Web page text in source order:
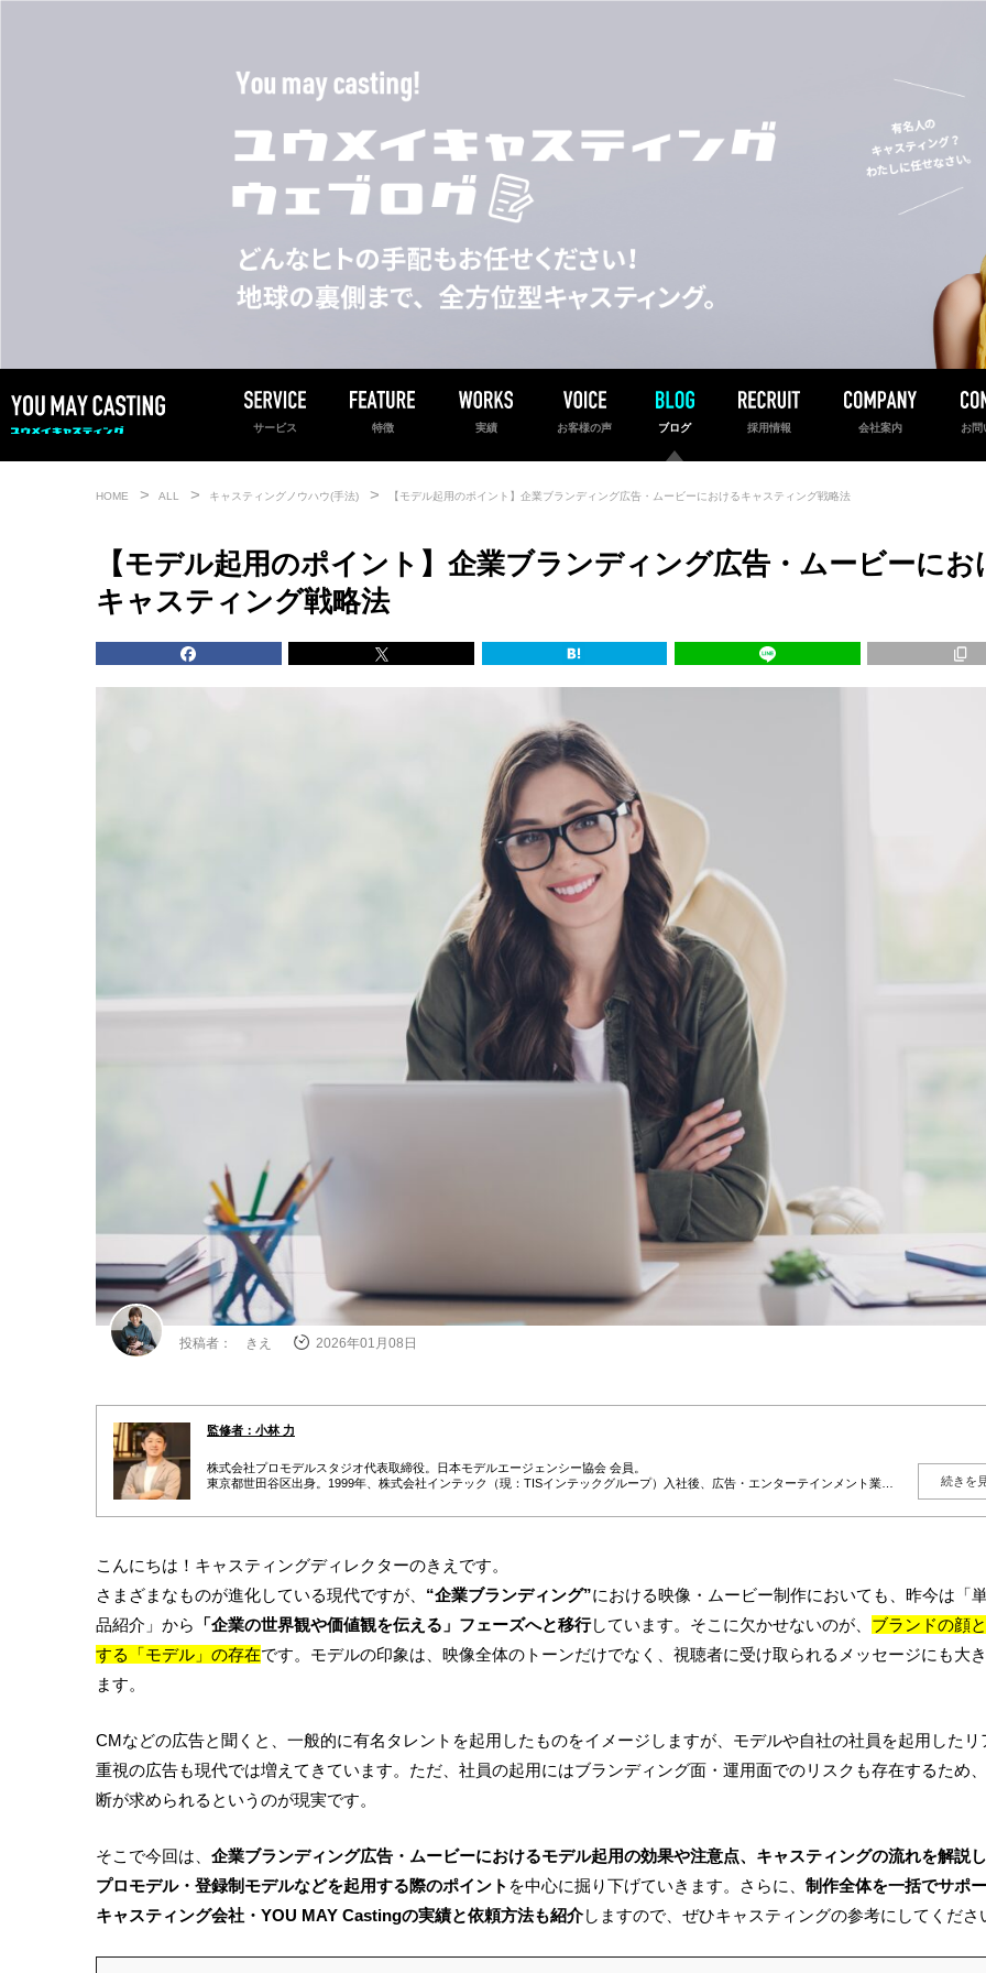
サービス 特徴 実績 お客様の声 ブログ 採用情報 会社案内 お問
HOME ALL キャスティングノウハウ(手法) 【モデル起用のポイント】企業ブランディング広告・ムービーにおけるキャスティング戦略法
【モデル起用のポイント】企業ブランディング広告・ムービーにお
キャスティング戦略法
投稿者： きえ 2026年01月08日
監修者：小林 力
株式会社プロモデルスタジオ代表取締役。日本モデルエージェンシー協会 会員。
東京都世田谷区出身。1999年、株式会社インテック（現：TISインテックグループ）入社後、広告・エンターテインメント業界
デル事務所の取締役も務める。
含めると月間100件超のキャスティング案件を監督。多数案件から得られる実務データをもとに、相場感・成功パターン・リス
ク管理のナレッジ化を推進している。
AIやデータ活用が進む時代においても、「人の感情」や「文脈」を重視し、成果と納得感の両立を大切にしている。
続きを
こんにちは！キャスティングディレクターのきえです。
さまざまなものが進化している現代ですが、 “企業ブランディング”における映像・ムービー制作においても、昨今は「
品紹介」から
「企業の世界観や価値観を伝える」フェーズへと移行しています。そこに欠かせないのが、 ブランドの顔
する「モデル」の存在です。モデルの印象は、映像全体のトーンだけでなく、視聴者に受け取られるメッセージにも大
ます。
CMなどの広告と聞くと、一般的に有名タレントを起用したものをイメージしますが、モデルや自社の社員を起用したリ
重視の広告も現代では増えてきています。ただ、社員の起用にはブランディング面・運用面でのリスクも存在するため
断が求められるというのが現実です。
そこで今回は、 企業ブランディング広告・ムービーにおけるモデル起用の効果や注意点、キャスティングの流れを解説
プロモデル・登録制モデルなどを起用する際のポイント を中心に掘り下げていきます。さらに、 制作全体を一括でサポ
キャスティング会社・YOU MAY Castingの実績と依頼方法も紹介しますので、ぜひキャスティングの参考にしてくださ